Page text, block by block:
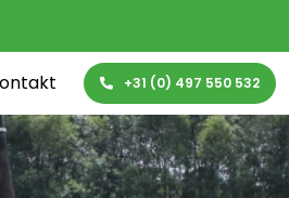
+31 (0) 497 550 532